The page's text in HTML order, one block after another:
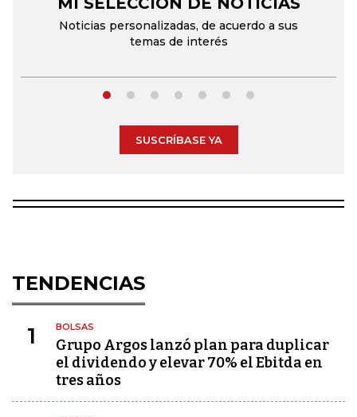
Noticias personalizadas, de acuerdo a sus
temas de interés
SUSCRÍBASE YA
TENDENCIAS
1 BOLSAS
Grupo Argos lanzó plan para duplicar
el dividendo y elevar 70% el Ebitda en
tres años